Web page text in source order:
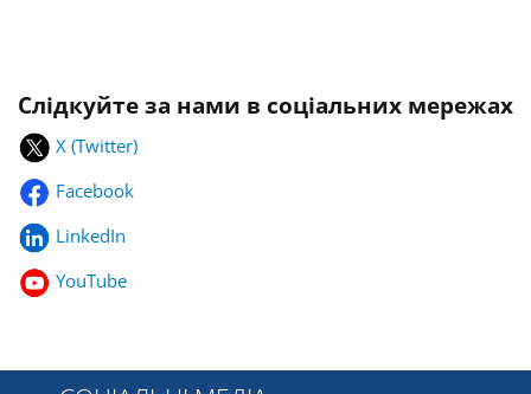
Слідкуйте за нами в соціальних мережах
X (Twitter)
Facebook
LinkedIn
YouTube